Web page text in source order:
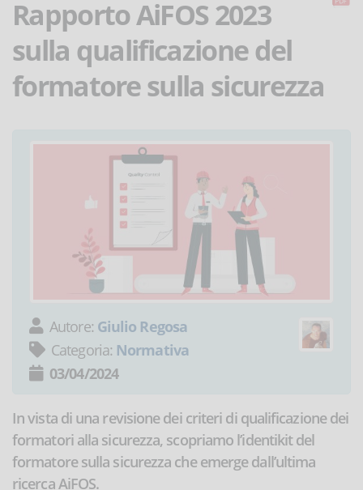
Rapporto AiFOS 2023
sulla qualificazione del
formatore sulla sicurezza
Autore: Giulio Regosa
Categoria: Normativa
03/04/2024
In vista di una revisione dei criteri di qualificazione dei
formatori alla sicurezza, scopriamo l’identikit del
formatore sulla sicurezza che emerge dall’ultima
ricerca AiFOS.